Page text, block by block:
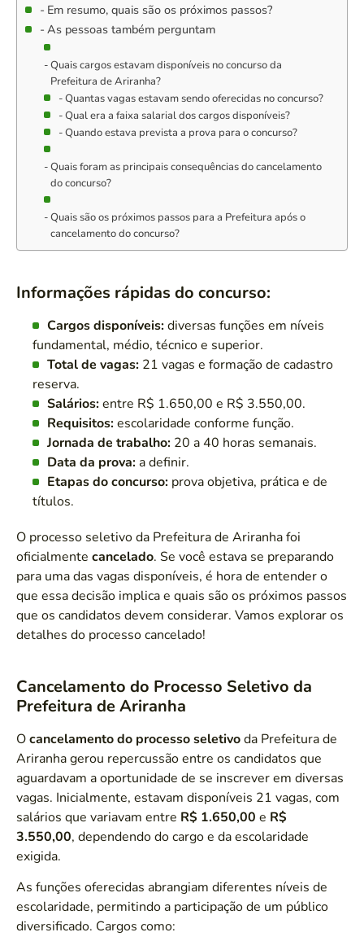
Em resumo, quais são os próximos passos?
As pessoas também perguntam
Quais cargos estavam disponíveis no concurso da
Prefeitura de Ariranha?
Quantas vagas estavam sendo oferecidas no concurso?
Qual era a faixa salarial dos cargos disponíveis?
Quando estava prevista a prova para o concurso?
Quais foram as principais consequências do cancelamento
do concurso?
Quais são os próximos passos para a Prefeitura após o
cancelamento do concurso?
Informações rápidas do concurso:
Cargos disponíveis:diversas funções em níveis
fundamental, médio, técnico e superior.
Total de vagas: 21 vagas e formação de cadastro
reserva.
Salários:entre R$ 1.650,00 e R$ 3.550,00.
Requisitos:escolaridade conforme função.
Jornada de trabalho: 20 a 40 horas semanais.
Data da prova: a definir.
Etapas do concurso: prova objetiva, prática e de
títulos.
O processo seletivo da Prefeitura de Ariranha foi
oficialmente cancelado. Se você estava se preparando
para uma das vagas disponíveis, é hora de entender o
que essa decisão implica e quais são os próximos passos
que os candidatos devem considerar. Vamos explorar os
detalhes do processo cancelado!
Cancelamento do Processo Seletivo da
Prefeitura de Ariranha
Ocancelamento do processo seletivoda Prefeitura de
Ariranha gerou repercussão entre os candidatos que
aguardavam a oportunidade de se inscrever em diversas
vagas. Inicialmente, estavam disponíveis 21 vagas, com
salários que variavam entre R$ 1.650,00 e R$
3.550,00, dependendo do cargo e da escolaridade
exigida.
As funções oferecidas abrangiam diferentes níveis de
escolaridade, permitindo a participação de um público
diversificado. Cargos como: